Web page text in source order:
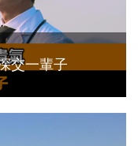
交一輩子